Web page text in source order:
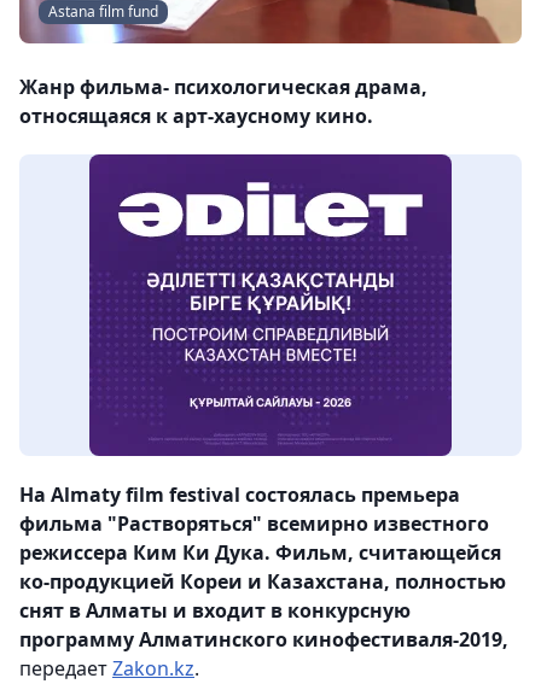
Astana film fund
Жанр фильма- психологическая драма,
относящаяся к арт-хаусному кино.
На Almaty film festival состоялась премьера
фильма "Растворяться" всемирно известного
режиссера Ким Ки Дука. Фильм, считающейся
ко-продукцией Кореи и Казахстана, полностью
снят в Алматы и входит в конкурсную
программу Алматинского кинофестиваля-2019,
передаетZakon.kz.